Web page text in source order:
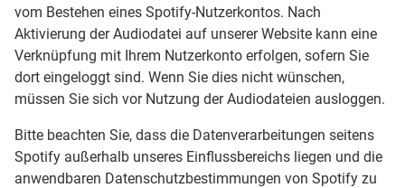
vom Bestehen eines Spotify-Nutzerkontos. Nach
Aktivierung der Audiodatei auf unserer Website kann eine
Verknüpfung mit Ihrem Nutzerkonto erfolgen, sofern Sie
dort eingeloggt sind. Wenn Sie dies nicht wünschen,
müssen Sie sich vor Nutzung der Audiodateien ausloggen.
Bitte beachten Sie, dass die Datenverarbeitungen seitens
Spotify außerhalb unseres Einflussbereichs liegen und die
anwendbaren Datenschutzbestimmungen von Spotify zu